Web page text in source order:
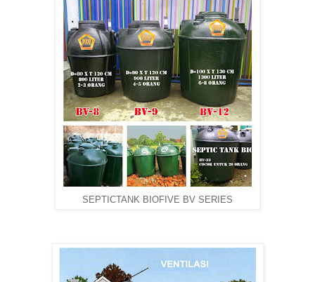
SEPTICTANK BIOFIVE BV SERIES